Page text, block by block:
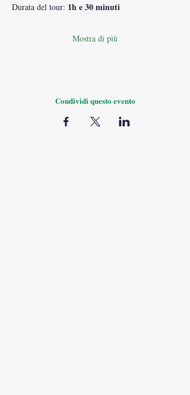
Durata del tour: 1h e 30 minuti
Mostra di più
Condividi questo evento